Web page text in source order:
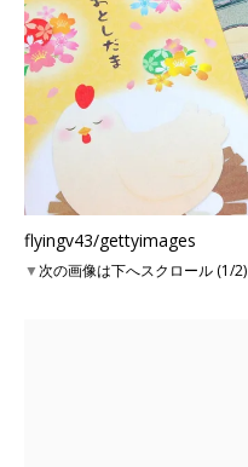
flyingv43/gettyimages
▼次の画像は下へスクロール (1/2)